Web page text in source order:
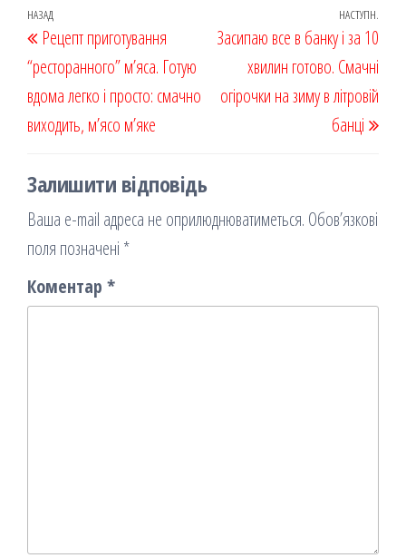
k on
я
Навігація
записів
Попередній
запис
НАЗАД
Рецепт приготування
“ресторанного” м’яса. Готую
вдома легко і просто: смачно
виходить, м’ясо м’яке
НАСТУПН.
Засипаю все в банку і за 10
хвилин готово. Смачні
огірочки на зиму в літровій
банці
Залишити відповідь
Ваша e-mail адреса не оприлюднюватиметься. Обов’язкові
поля позначені *
Коментар *